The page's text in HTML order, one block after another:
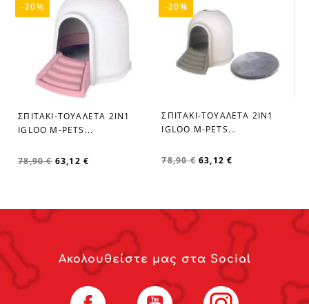
favorite_border
ΣΠΙΤΑΚΙ-ΤΟΥΑΛΕΤΑ 2ΙΝ1
IGLOO M-PETS...
78,90 € 63,12 €
-20%
favorite_border
ΣΠΙΤΑΚΙ-ΤΟΥΑΛΕΤΑ 2ΙΝ1
IGLOO M-PETS...
78,90 € 63,12 €
-20%
Ακολουθείστε μας στα Social
Facebook YouTube Instagram